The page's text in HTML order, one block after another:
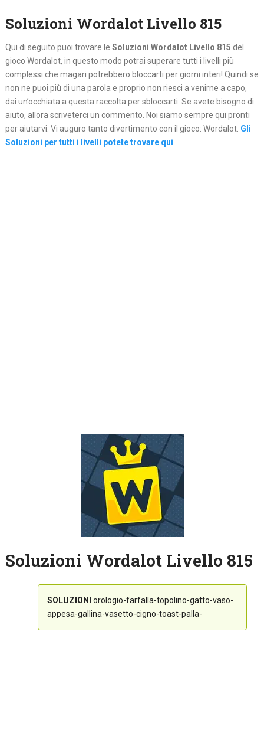
Soluzioni Wordalot Livello 815
Qui di seguito puoi trovare le Soluzioni Wordalot Livello 815 del
gioco Wordalot, in questo modo potrai superare tutti i livelli più
complessi che magari potrebbero bloccarti per giorni interi! Quindi se
non ne puoi più di una parola e proprio non riesci a venirne a capo,
dai un’occhiata a questa raccolta per sbloccarti. Se avete bisogno di
aiuto, allora scriveterci un commento. Noi siamo sempre qui pronti
per aiutarvi. Vi auguro tanto divertimento con il gioco: Wordalot. Gli
Soluzioni per tutti i livelli potete trovare qui.
Soluzioni Wordalot Livello 815
SOLUZIONI
orologio-farfalla-topolino-gatto-vaso-
appesa-gallina-vasetto-cigno-toast-palla-